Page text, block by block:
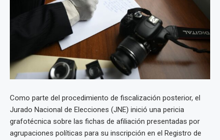
Como parte del procedimiento de fiscalización posterior, el
Jurado Nacional de Elecciones (JNE) inició una pericia
grafotécnica sobre las fichas de afiliación presentadas por
agrupaciones políticas para su inscripción en el Registro de